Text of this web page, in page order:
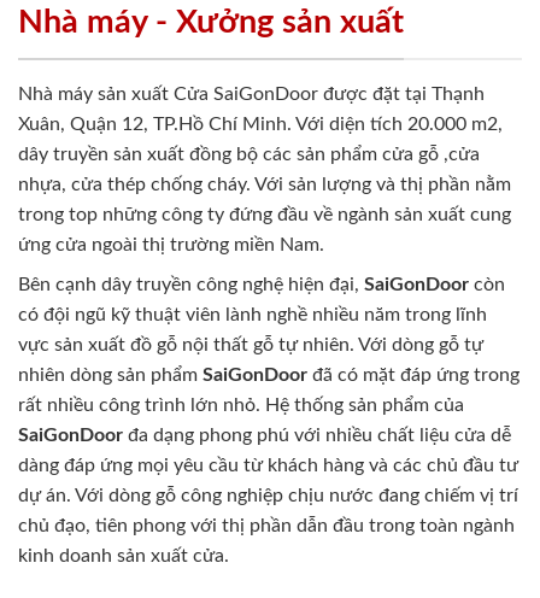
Nhà máy - Xưởng sản xuất
Nhà máy sản xuất Cửa SaiGonDoor được đặt tại Thạnh
Xuân, Quận 12, TP.Hồ Chí Minh. Với diện tích 20.000 m2,
dây truyền sản xuất đồng bộ các sản phẩm cửa gỗ ,cửa
nhựa, cửa thép chống cháy. Với sản lượng và thị phần nằm
trong top những công ty đứng đầu về ngành sản xuất cung
ứng cửa ngoài thị trường miền Nam.
Bên cạnh dây truyền công nghệ hiện đại, SaiGonDoor còn
có đội ngũ kỹ thuật viên lành nghề nhiều năm trong lĩnh
vực sản xuất đồ gỗ nội thất gỗ tự nhiên. Với dòng gỗ tự
nhiên dòng sản phẩm SaiGonDoor đã có mặt đáp ứng trong
rất nhiều công trình lớn nhỏ. Hệ thống sản phẩm của
SaiGonDoor đa dạng phong phú với nhiều chất liệu cửa dễ
dàng đáp ứng mọi yêu cầu từ khách hàng và các chủ đầu tư
dự án. Với dòng gỗ công nghiệp chịu nước đang chiếm vị trí
chủ đạo, tiên phong với thị phần dẫn đầu trong toàn ngành
kinh doanh sản xuất cửa.